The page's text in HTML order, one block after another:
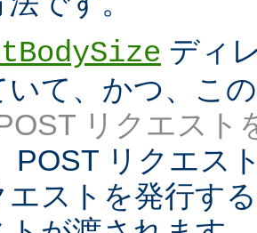
ディ
いて、かつ、こ
リクエスト
POST リクエス
エストを発行す